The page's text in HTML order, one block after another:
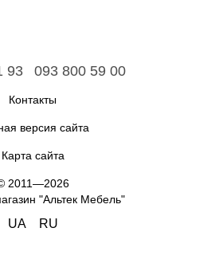
93 093 800 59 00
Контакты
версия сайта
Карта сайта
2011—2026
"Альтек Мебель"
UA RU